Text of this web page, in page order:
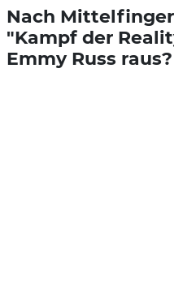
Nach
"Kampf der
Emmy Russ raus?